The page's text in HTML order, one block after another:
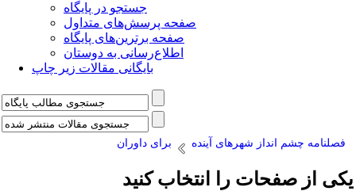
جستجو در پایگاه
صفحه پرسش‌های متداول
صفحه برترین‌های پایگاه
اطلاع‌رسانی به دوستان
بایگانی مقالات زیر چاپ
فصلنامه چشم انداز شهرهای آینده برای داوران
یکی از صفحات را انتخاب کنید